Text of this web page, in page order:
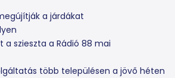
a járdákat
a szieszta a Rádió 88 mai
több településen a jövő héten